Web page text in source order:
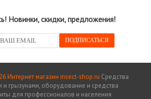
Новинки, скидки, предложения!
Интернет магазин insect-shop.ru Средства
грызунами, оборудование и средства
для профессионалов и населения